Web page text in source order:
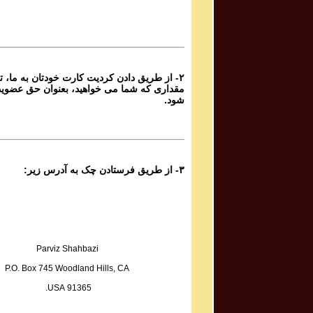
Atashi Dar Sineh Daram Javedani
Yoones Khanbeigi یونس خان بیگی
Taa Baad Chenin Baada
Rameshgaran
Fazel Jamshidi فاضل جمشیدی
و همایون شجریان
۲- از طریق دادن کردیت کارت خودتان به ما،
مقداری که شما می خواهید، بعنوان حق
شود.
۳- از طریق فرستادن چک به آدرس زیر:
Parviz Shahbazi
P.O. Box 745 Woodland Hills, CA
91365 USA.